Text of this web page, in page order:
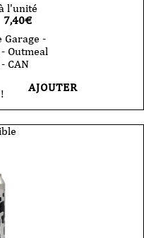
l'unité
7,40€
Garage -
Outmeal
CAN
AJOUTER